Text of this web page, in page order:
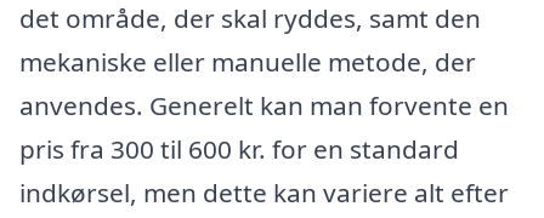
det område, der skal ryddes, samt den
mekaniske eller manuelle metode, der
anvendes. Generelt kan man forvente en
pris fra 300 til 600 kr. for en standard
indkørsel, men dette kan variere alt efter